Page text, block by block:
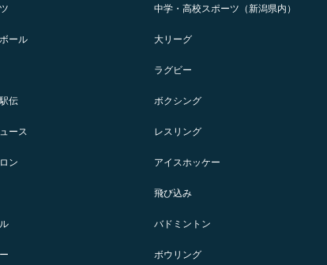
中学・高校スポーツ（新潟県内）
ール 大リーグ
ラグビー
伝 ボクシング
ース レスリング
ン アイスホッケー
飛び込み
バドミントン
ボウリング